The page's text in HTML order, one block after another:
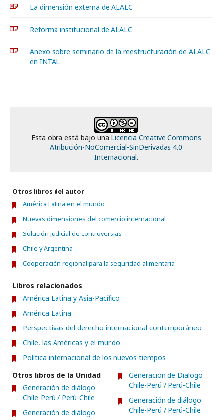
La dimensión externa de ALALC
Reforma institucional de ALALC
Anexo sobre seminario de la reestructuración de ALALC
en INTAL
Esta obra está bajo una Licencia Creative Commons
Atribución-NoComercial-SinDerivadas 4.0
Internacional.
Otros libros del autor
América Latina en el mundo
Nuevas dimensiones del comercio internacional
Solución judicial de controversias
Chile y Argentina
Cooperación regional para la seguridad alimentaria
Libros relacionados
América Latina y Asia-Pacífico
América Latina
Perspectivas del derecho internacional contemporáneo
Chile, las Américas y el mundo
Política internacional de los nuevos tiempos
Otros libros de la Unidad
Generación de diálogo
Chile-Perú / Perú-Chile
Generación de diálogo
Generación de Diálogo
Chile-Perú / Perú-Chile
Generación de diálogo
Chile-Perú / Perú-Chile